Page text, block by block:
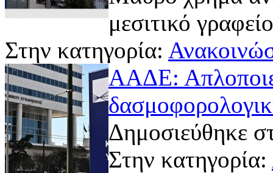
μεσιτικό γραφείο
Στην κατηγορία:
ΑΑΔΕ:
Δημοσιεύθηκε
Στην κατηγορία: